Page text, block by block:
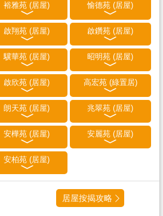
裕雅苑 (居屋) 愉德苑 (居屋)
啟翔苑 (居屋) 啟鑽苑 (居屋)
驥華苑 (居屋) 昭明苑 (居屋)
啟欣苑 (居屋) 高宏苑 (綠置居)
朗天苑 (居屋) 兆翠苑 (居屋)
安樺苑 (居屋) 安麗苑 (居屋)
安柏苑 (居屋)
居屋按揭攻略